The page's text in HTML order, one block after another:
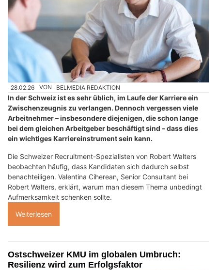
28.02.26 VON BELMEDIA REDAKTION
In der Schweiz ist es sehr üblich, im Laufe der Karriere ein
Zwischenzeugnis zu verlangen. Dennoch vergessen viele
Arbeitnehmer – insbesondere diejenigen, die schon lange
bei dem gleichen Arbeitgeber beschäftigt sind – dass dies
ein wichtiges Karriereinstrument sein kann.
Die Schweizer Recruitment-Spezialisten von Robert Walters
beobachten häufig, dass Kandidaten sich dadurch selbst
benachteiligen. Valentina Ciherean, Senior Consultant bei
Robert Walters, erklärt, warum man diesem Thema unbedingt
Aufmerksamkeit schenken sollte.
Weiterlesen
Ostschweizer KMU im globalen Umbruch:
Resilienz wird zum Erfolgsfaktor